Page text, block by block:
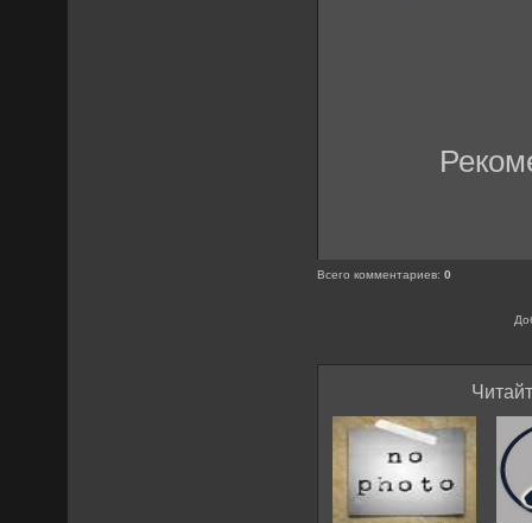
Всего комментариев:0